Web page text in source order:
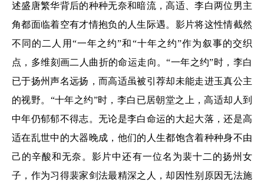
述盛唐繁华背后的种种无奈和暗流，高适、李白两位男主
角都面临着空有才情抱负的人生际遇。影片将这性情截然
不同的二人用“一年之约”和“十年之约”作为叙事的交织
点，多维刻画二人曲折的命运走向。“一年之约”时，李白
已于扬州声名远扬，而高适虽被引荐却未能走进玉真公主
的视野。“十年之约”时，李白已居朝堂之上，高适却人到
中年仍郁郁不得志。无论是李白命运的大起大落，还是高
适在乱世中的大器晚成，他们的人生都饱含着种种身不由
己的辛酸和无奈。影片中还有一位名为裴十二的扬州女
子，作为习得裴家剑法最精深之人，却因性别原因无法施